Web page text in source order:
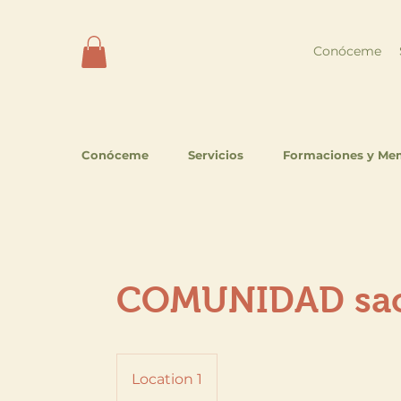
Conóceme Servicios Formaciones y
COMUNIDAD
Location 1
Conóceme